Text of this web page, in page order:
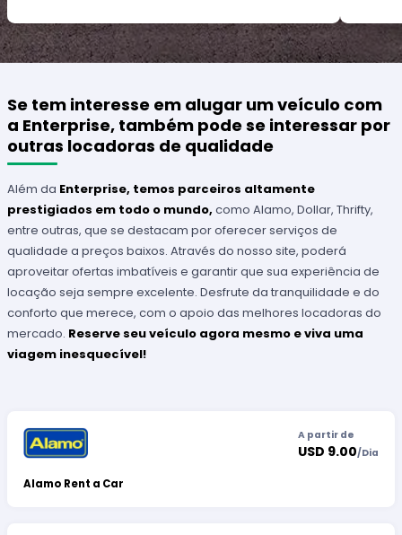
Se tem interesse em alugar um veículo com
a Enterprise, também pode se interessar por
outras locadoras de qualidade
Além da Enterprise, temos parceiros altamente
prestigiados em todo o mundo,como Alamo, Dollar, Thrifty,
entre outras, que se destacam por oferecer serviços de
qualidade a preços baixos. Através do nosso site, poderá
aproveitar ofertas imbatíveis e garantir que sua experiência de
locação seja sempre excelente. Desfrute da tranquilidade e do
conforto que merece, com o apoio das melhores locadoras do
mercado. Reserve seu veículo agora mesmo e viva uma
viagem inesquecível!
Alamo Rent a Car
A partir de
USD 9.00/Dia